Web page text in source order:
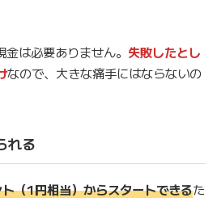
は必要ありません。 失敗したとし
なので、大きな痛手にはならないの
れる
（1円相当）からスタートできるた